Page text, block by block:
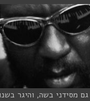
גם מסידני בשה, והיגר